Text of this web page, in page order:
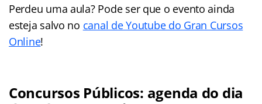
Perdeu uma aula? Pode ser que o evento ainda
esteja salvo no canal de Youtube do Gran Cursos
Online!
Concursos Públicos: agenda do dia